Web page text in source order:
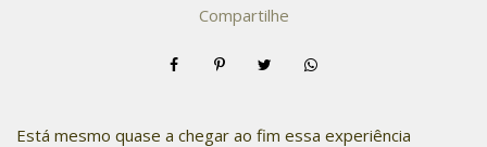
Compartilhe
Está mesmo quase a chegar ao fim essa experiência